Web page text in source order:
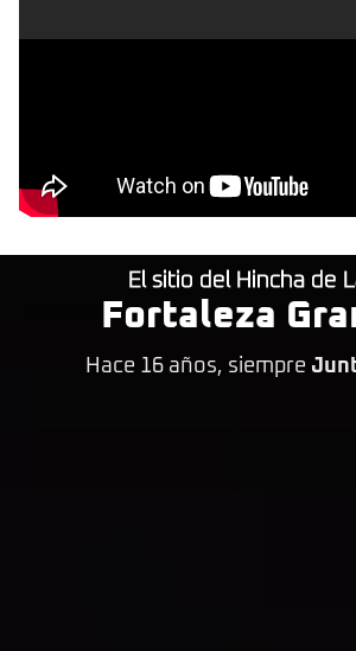
El sitio del Hincha de
Fortaleza
Hace 16 años, siempre